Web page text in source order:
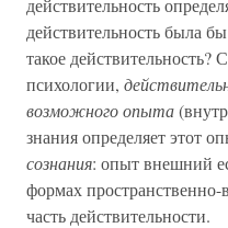
действительность
действительность была
такое действительность?
психологии,
возможного опыта
знания определяет этот
сознания: опыт внешний
формах
часть действительности.